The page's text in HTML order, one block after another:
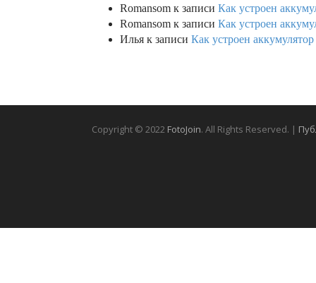
Romansom к записи Как устроен
Romansom к записи Как устроен
Илья к записи Как устроен
Copyright © 2022 FotoJoin. All Rights Reserved. |